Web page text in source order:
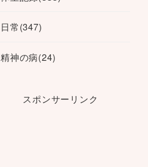
日常(347)
精神の病(24)
スポンサーリンク